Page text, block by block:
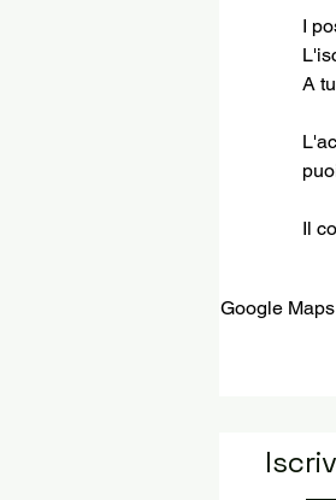
I
A
Il
Google